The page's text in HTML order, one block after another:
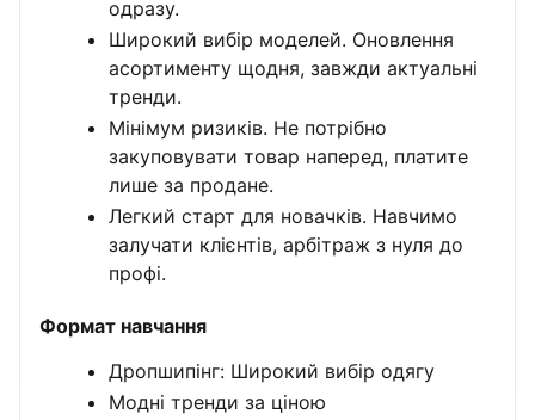
одразу.
Широкий вибір моделей. Оновлення
асортименту щодня, завжди актуальні
тренди.
Мінімум ризиків. Не потрібно
закуповувати товар наперед, платите
лише за продане.
Легкий старт для новачків. Навчимо
залучати клієнтів, арбітраж з нуля до
профі.
Формат навчання
Дропшипінг: Широкий вибір одягу
Модні тренди за ціною